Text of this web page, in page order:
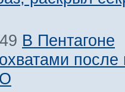
В Пентагоне
после